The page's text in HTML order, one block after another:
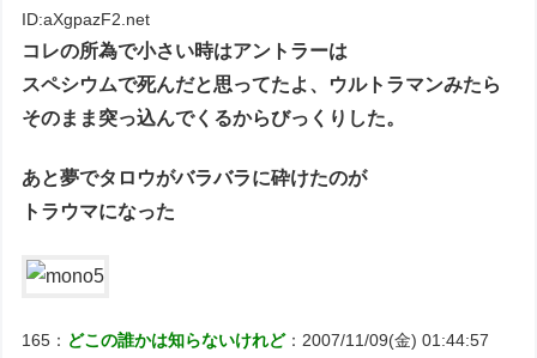
ID:aXgpazF2.net
コレの所為で小さい時はアントラーは
スペシウムで死んだと思ってたよ、ウルトラマンみたら
そのまま突っ込んでくるからびっくりした。
あと夢でタロウがバラバラに砕けたのが
トラウマになった
165： どこの誰かは知らないけれど：2007/11/09(金) 01:44:57